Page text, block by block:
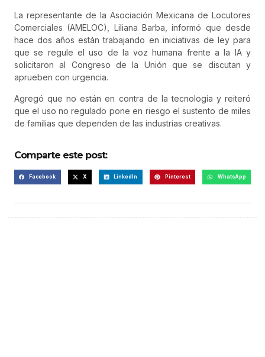
La representante de la Asociación Mexicana de Locutores
Comerciales (AMELOC), Liliana Barba, informó que desde
hace dos años están trabajando en iniciativas de ley para
que se regule el uso de la voz humana frente a la IA y
solicitaron al Congreso de la Unión que se discutan y
aprueben con urgencia.
Agregó que no están en contra de la tecnología y reiteró
que el uso no regulado pone en riesgo el sustento de miles
de familias que dependen de las industrias creativas.
Comparte este post:
Facebook X LinkedIn Pinterest WhatsApp